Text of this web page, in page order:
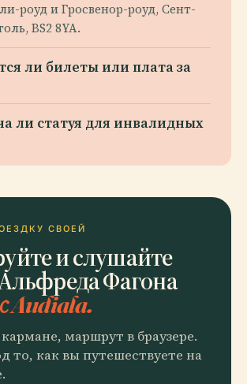
роуд и Гросвенор-роуд, Сент-
BS2 8YA.
ли билеты или плата за
ли статуя для инвалидных
СВОЕЙ
и слушайте
Фагона
Audiala.
маршрут в браузере.
то, как вы путешествуете на